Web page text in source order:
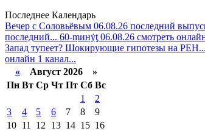
Последнее Календарь
Вечер с Соловьёвым 06.08.26 последний
последний... 60-ṃинẏƫ 06.08.26 смотреть
Запад тупеет? Шокирующие гипотезы на РЕН...
онлайн 1 канал...
« Август 2026 »
Пн Вт Ср Чт Пт Сб Вс
1
2
3
4 5 6 7 8
9
10 11 12 13 14 15 16